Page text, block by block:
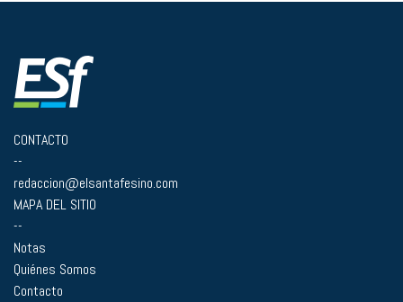
CONTACTO
--
redaccion@elsantafesino.com
MAPA DEL SITIO
--
Notas
Quiénes Somos
Contacto